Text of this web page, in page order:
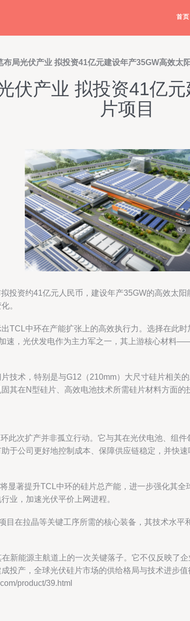
首页
局光伏产业 拟投资41亿元建设年产35GW高效太
伏产业 拟投资41亿
片项目
投资约41亿元人民币，建设年产35GW的高效太
。
TCL中环在产能扩张上的高效执行力。选择在此
速，光伏发电作为主力军之一，其上游核心材料
技术，特别是与G12（210mm）大尺寸硅片相关
其在N型硅片、高效电池技术所需硅片材料方面
此次扩产并非孤立行动。它与其在光伏电池、组
于公司更好地控制成本、保障供应链稳定，并快速
显著提升TCL中环的硅片总产能，进一步强化其
业，加速光伏平价上网进程。
目在拉晶等关键工序所需的核心装备，其技术水
新能源主航道上的一次关键落子。它不仅反映了
投产，全球光伏硅片市场的供给格局与技术进步值
product/39.html